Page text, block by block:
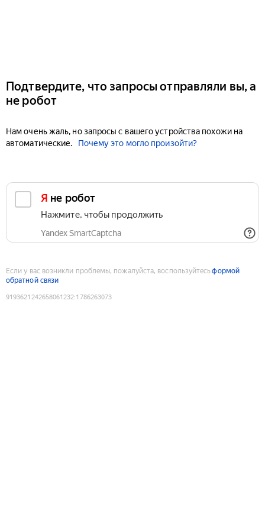
Подтвердите, что запросы отправляли вы, а
не робот
Нам очень жаль, но запросы с вашего устройства похожи на
автоматические.
Почему это могло произойти?
Я не робот
Нажмите, чтобы продолжить
Yandex SmartCaptcha
Если у вас возникли проблемы, пожалуйста, воспользуйтесьформой
обратной связи
9193621242658061232:1786263073